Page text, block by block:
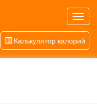
Калькулятор калорий